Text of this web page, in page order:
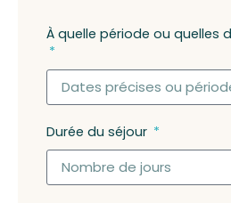
À quelle période ou quelles
Durée du séjour